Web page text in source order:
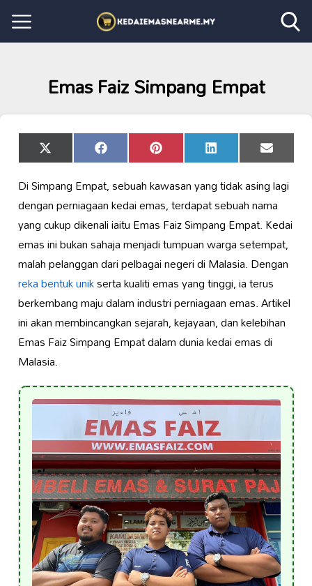
Emas Faiz Simpang Empat
Share
on
X
(Twitter)
Share
on
Facebook Share
on
Pinterest Share
on
LinkedIn Share
on
Email
Di Simpang Empat, sebuah kawasan yang tidak asing lagi
dengan perniagaan kedai emas, terdapat sebuah nama
yang cukup dikenali iaitu Emas Faiz Simpang Empat. Kedai
emas ini bukan sahaja menjadi tumpuan warga setempat,
malah pelanggan dari pelbagai negeri di Malasia. Dengan
reka bentuk unikserta kualiti emas yang tinggi, ia terus
berkembang maju dalam industri perniagaan emas. Artikel
ini akan membincangkan sejarah, kejayaan, dan kelebihan
Emas Faiz Simpang Empat dalam dunia kedai emas di
Malasia.